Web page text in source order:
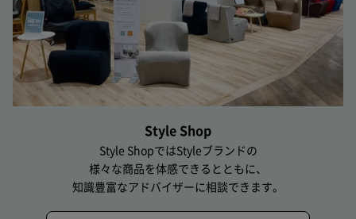
Style Shop
Style ShopではStyleブランドの
様々な商品を体感できるとともに、
知識豊富なアドバイザーに相談できます。